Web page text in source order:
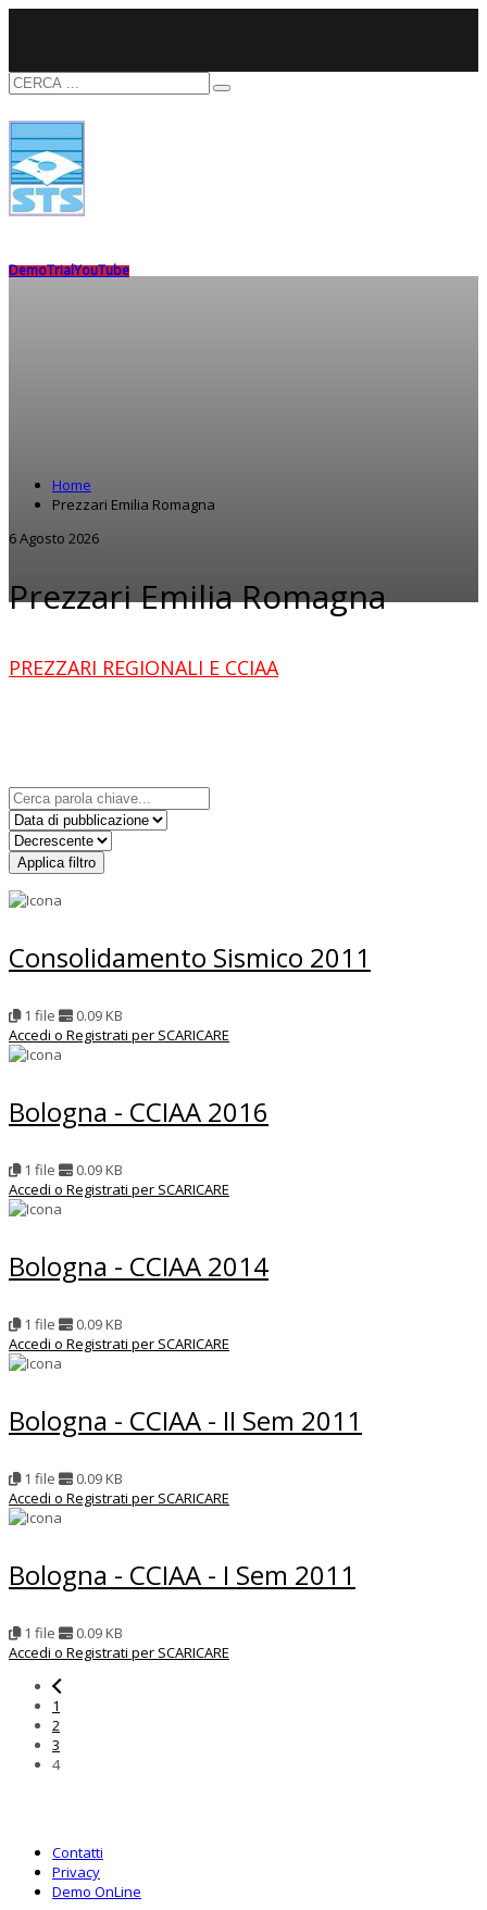
DemoTrialYouTube
Home
Prezzari Emilia Romagna
6 Agosto 2026
Prezzari Emilia Romagna
PREZZARI REGIONALI E CCIAA
Applica filtro
Consolidamento Sismico 2011
1 file
0.09 KB
Accedi o Registrati per SCARICARE
Bologna - CCIAA 2016
1 file
0.09 KB
Accedi o Registrati per SCARICARE
Bologna - CCIAA 2014
1 file
0.09 KB
Accedi o Registrati per SCARICARE
Bologna - CCIAA - II Sem 2011
1 file
0.09 KB
Accedi o Registrati per SCARICARE
Bologna - CCIAA - I Sem 2011
1 file
0.09 KB
Accedi o Registrati per SCARICARE
1
2
3
4
Contatti
Privacy
Demo OnLine